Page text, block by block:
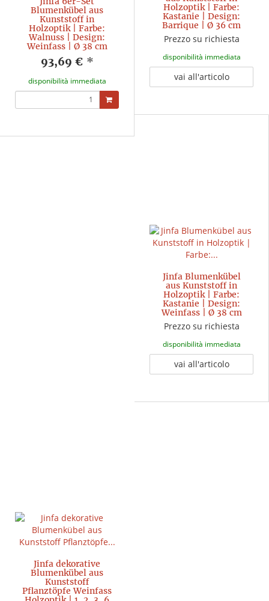
Blumenkübel aus
Kunststoff in
Holzoptik | Farbe:
Walnuss | Design:
Weinfass | Ø 38 cm
93,69 € *
disponibilità immediata
Holzoptik | Farbe:
Kastanie | Design:
Barrique | Ø 36 cm
Prezzo su richiesta
disponibilità immediata
vai all'articolo
Jinfa Blumenkübel
aus Kunststoff in
Holzoptik | Farbe:
Kastanie | Design:
Weinfass | Ø 38 cm
Prezzo su richiesta
disponibilità immediata
vai all'articolo
Jinfa dekorative
Blumenkübel aus
Kunststoff
Pflanztöpfe Weinfass